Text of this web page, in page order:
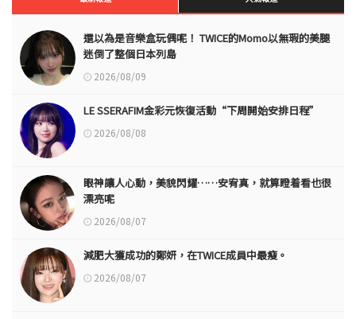
還以為是音樂盒玩偶呢！ TWICE的Momo以無瑕的美腿
迷倒了整個日本列島
2026/08/09
LE SSERAFIM金彩元恢復活動“下周開始安排日程”
2026/08/08
眼神讓人心動，美貌閃耀……安宥真，就算瞪着看也很
漂亮呢
2026/08/07
減肥大獲成功的鄭妍，在TWICE成員中最瘦。
2026/08/07